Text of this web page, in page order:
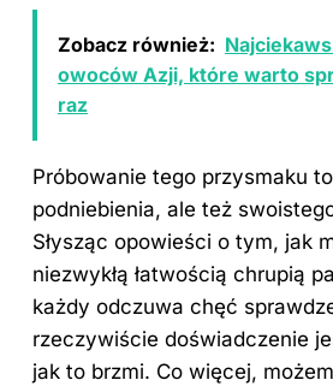
Zobacz również:
owoców Azji, które warto
raz
Próbowanie tego przysmaku
podniebienia, ale też
Słysząc opowieści o tym, jak
niezwykłą łatwością chrupią
każdy odczuwa chęć
rzeczywiście doświadczenie
jak to brzmi. Co więcej,